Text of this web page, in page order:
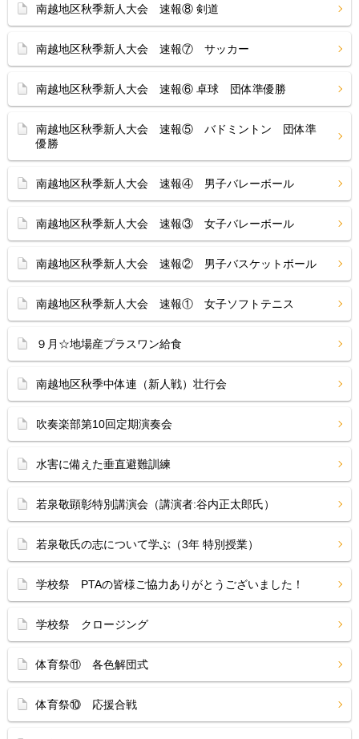
南越地区秋季新人大会 速報⑧ 剣道
南越地区秋季新人大会 速報⑦ サッカー
南越地区秋季新人大会 速報⑥ 卓球 団体準優勝
南越地区秋季新人大会 速報⑤ バドミントン 団体準
優勝
南越地区秋季新人大会 速報④ 男子バレーボール
南越地区秋季新人大会 速報③ 女子バレーボール
南越地区秋季新人大会 速報② 男子バスケットボール
南越地区秋季新人大会 速報① 女子ソフトテニス
９月☆地場産プラスワン給食
南越地区秋季中体連（新人戦）壮行会
吹奏楽部第10回定期演奏会
水害に備えた垂直避難訓練
若泉敬顕彰特別講演会（講演者:谷内正太郎氏）
若泉敬氏の志について学ぶ（3年 特別授業）
学校祭 PTAの皆様ご協力ありがとうございました！
学校祭 クロージング
体育祭⑪ 各色解団式
体育祭⑩ 応援合戦